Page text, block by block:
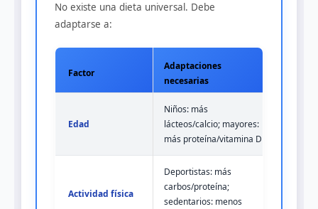
No existe una dieta universal. Debe
adaptarse a:
Factor
Adaptaciones
necesarias
Edad
Niños: más
lácteos/calcio; mayores:
más proteína/vitamina D
Actividad física
Deportistas: más
carbos/proteína;
sedentarios: menos